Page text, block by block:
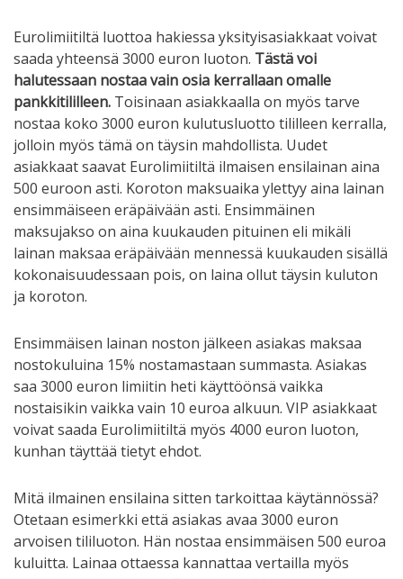
Eurolimiitiltä luottoa hakiessa yksityisasiakkaat voivat
saada yhteensä 3000 euron luoton. Tästä voi
halutessaan nostaa vain osia kerrallaan omalle
pankkitililleen. Toisinaan asiakkaalla on myös tarve
nostaa koko 3000 euron kulutusluotto tililleen kerralla,
jolloin myös tämä on täysin mahdollista. Uudet
asiakkaat saavat Eurolimiitiltä ilmaisen ensilainan aina
500 euroon asti. Koroton maksuaika ylettyy aina lainan
ensimmäiseen eräpäivään asti. Ensimmäinen
maksujakso on aina kuukauden pituinen eli mikäli
lainan maksaa eräpäivään mennessä kuukauden sisällä
kokonaisuudessaan pois, on laina ollut täysin kuluton
ja koroton.
Ensimmäisen lainan noston jälkeen asiakas maksaa
nostokuluina 15% nostamastaan summasta. Asiakas
saa 3000 euron limiitin heti käyttöönsä vaikka
nostaisikin vaikka vain 10 euroa alkuun. VIP asiakkaat
voivat saada Eurolimiitiltä myös 4000 euron luoton,
kunhan täyttää tietyt ehdot.
Mitä ilmainen ensilaina sitten tarkoittaa käytännössä?
Otetaan esimerkki että asiakas avaa 3000 euron
arvoisen tililuoton. Hän nostaa ensimmäisen 500 euroa
kuluitta. Lainaa ottaessa kannattaa vertailla myös